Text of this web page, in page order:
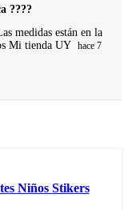
????
medidas están en la
Mi tienda UY hace 7
Niños Stikers